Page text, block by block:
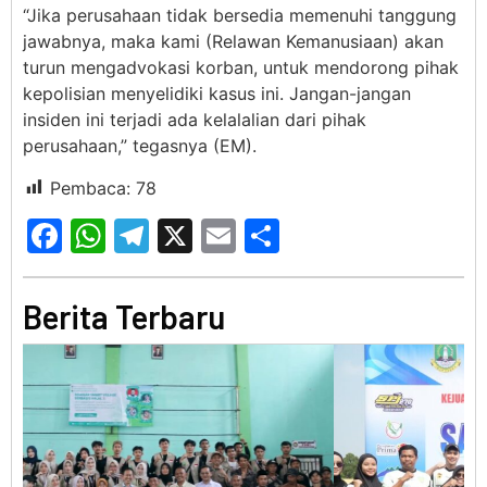
“Jika perusahaan tidak bersedia memenuhi tanggung
jawabnya, maka kami (Relawan Kemanusiaan) akan
turun mengadvokasi korban, untuk mendorong pihak
kepolisian menyelidiki kasus ini. Jangan-jangan
insiden ini terjadi ada kelalalian dari pihak
perusahaan,” tegasnya (EM).
Pembaca: 78
Facebook
WhatsApp
Telegram
X Email
Berita Terbaru